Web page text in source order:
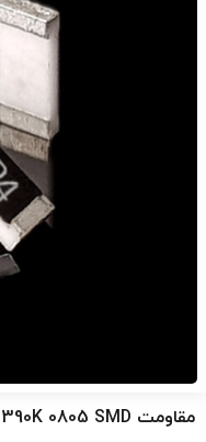
مقاومت 390K 0805 SMD